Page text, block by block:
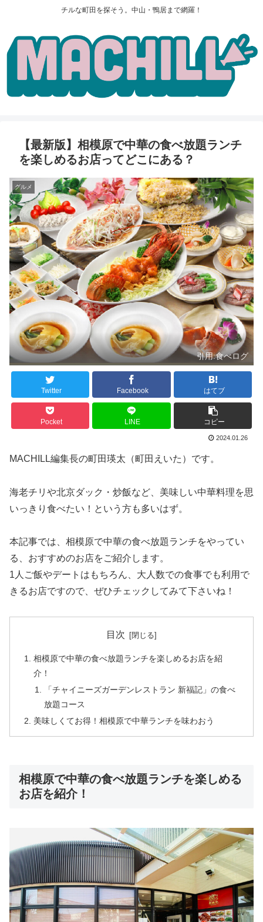
チルな町田を探そう。中山・鴨居まで網羅！
【最新版】相模原で中華の食べ放題ランチ
を楽しめるお店ってどこにある？
グルメ
引用:食べログ
Twitter Facebook はてブ
Pocket LINE コピー
2024.01.26
MACHILL編集長の町田瑛太（町田えいた）です。
海老チリや北京ダック・炒飯など、美味しい中華料理を思
いっきり食べたい！という方も多いはず。
本記事では、相模原で中華の食べ放題ランチをやってい
る、おすすめのお店をご紹介します。
1人ご飯やデートはもちろん、大人数での食事でも利用で
きるお店ですので、ぜひチェックしてみて下さいね！
目次
相模原で中華の食べ放題ランチを楽しめるお店を紹
介！
「チャイニーズガーデンレストラン 新福記」の食べ
放題コース
美味しくてお得！相模原で中華ランチを味わおう
相模原で中華の食べ放題ランチを楽しめる
お店を紹介！